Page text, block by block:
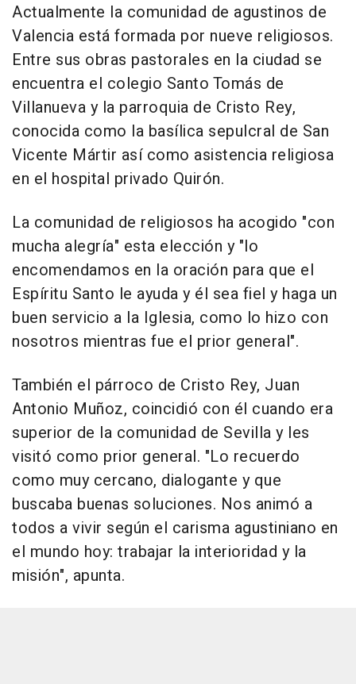
Actualmente la comunidad de agustinos de
Valencia está formada por nueve religiosos.
Entre sus obras pastorales en la ciudad se
encuentra el colegio Santo Tomás de
Villanueva y la parroquia de Cristo Rey,
conocida como la basílica sepulcral de San
Vicente Mártir así como asistencia religiosa
en el hospital privado Quirón.
La comunidad de religiosos ha acogido "con
mucha alegría" esta elección y "lo
encomendamos en la oración para que el
Espíritu Santo le ayuda y él sea fiel y haga un
buen servicio a la Iglesia, como lo hizo con
nosotros mientras fue el prior general".
También el párroco de Cristo Rey, Juan
Antonio Muñoz, coincidió con él cuando era
superior de la comunidad de Sevilla y les
visitó como prior general. "Lo recuerdo
como muy cercano, dialogante y que
buscaba buenas soluciones. Nos animó a
todos a vivir según el carisma agustiniano en
el mundo hoy: trabajar la interioridad y la
misión", apunta.